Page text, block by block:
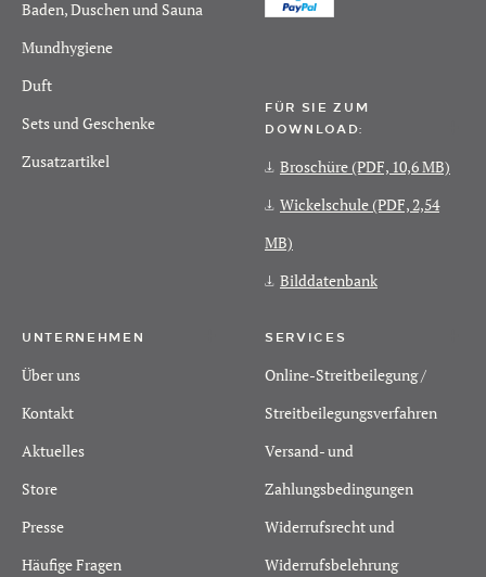
Baden, Duschen und Sauna
Mundhygiene
Duft
Sets und Geschenke
Zusatzartikel
UNTERNEHMEN
Über uns
Kontakt
Aktuelles
Store
Presse
Häufige Fragen
SERVICES
Online-Streitbeilegung /
Streitbeilegungsverfahren
Versand- und
Zahlungsbedingungen
Widerrufsrecht und
Widerrufsbelehrung
FÜR SIE ZUM
DOWNLOAD:
Broschüre (PDF, 10,6 MB)
Wickelschule (PDF, 2,54
MB)
Bilddatenbank